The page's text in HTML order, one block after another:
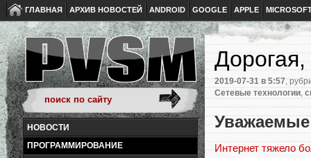
ГЛАВНАЯ АРХИВ НОВОСТЕЙ ANDROID GOOGLE APPLE
НОВОСТИ
ПРОГРАММИРОВАНИЕ
2019-07-31 в 5:57,
Сетевые технологии,
Уважаемые
Интернет тяжело